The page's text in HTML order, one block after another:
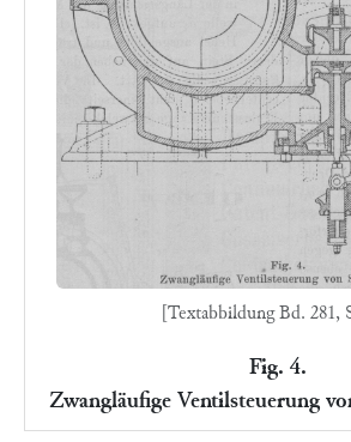
[Textabbildung Bd. 281,
Fig. 4.
Zwangläufige Ventilsteuerung